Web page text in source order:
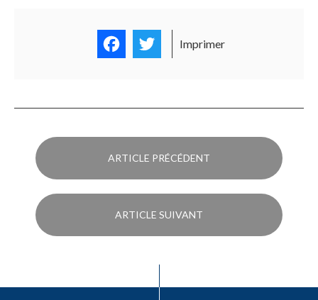
FacebookTwitter
Imprimer
ARTICLE PRÉCÉDENT
ARTICLE SUIVANT